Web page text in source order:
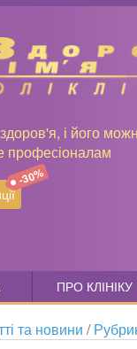
і його
професіоналам
-30%
ПРО КЛІНІКУ
та новини /